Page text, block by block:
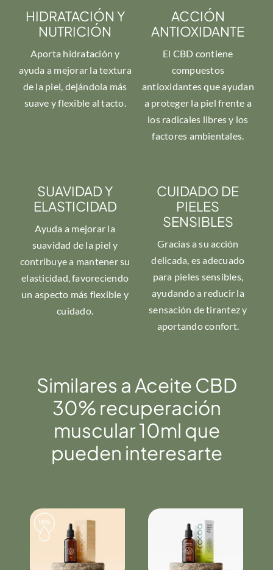
HIDRATACIÓN Y
NUTRICIÓN
Aporta hidratación y
ayuda a mejorar la textura
de la piel, dejándola más
suave y flexible al tacto.
ACCIÓN
ANTIOXIDANTE
El CBD contiene
compuestos
antioxidantes que ayudan
a proteger la piel frente a
los radicales libres y los
factores ambientales.
SUAVIDAD Y
ELASTICIDAD
Ayuda a mejorar la
suavidad de la piel y
contribuye a mantener su
elasticidad, favoreciendo
un aspecto más flexible y
cuidado.
CUIDADO DE
PIELES
SENSIBLES
Gracias a su acción
delicada, es adecuado
para pieles sensibles,
ayudando a reducir la
sensación de tirantez y
aportando confort.
Similares a Aceite CBD
30% recuperación
muscular 10ml que
pueden interesarte